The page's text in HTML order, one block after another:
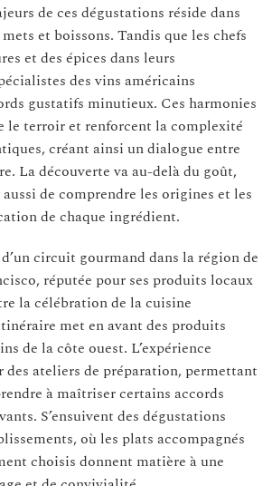
de ces dégustations réside dans
et boissons. Tandis que les chefs
et des épices dans leurs
des vins américains
gustatifs minutieux. Ces harmonies
le terroir et renforcent la complexité
créant ainsi un dialogue entre
La découverte va au-delà du goût,
de comprendre les origines et les
de chaque ingrédient.
circuit gourmand dans la région de
réputée pour ses produits locaux
la célébration de la cuisine
met en avant des produits
de la côte ouest. L’expérience
des ateliers de préparation, permettant
à maîtriser certains accords
S’ensuivent des dégustations
où les plats accompagnés
choisis donnent matière à une